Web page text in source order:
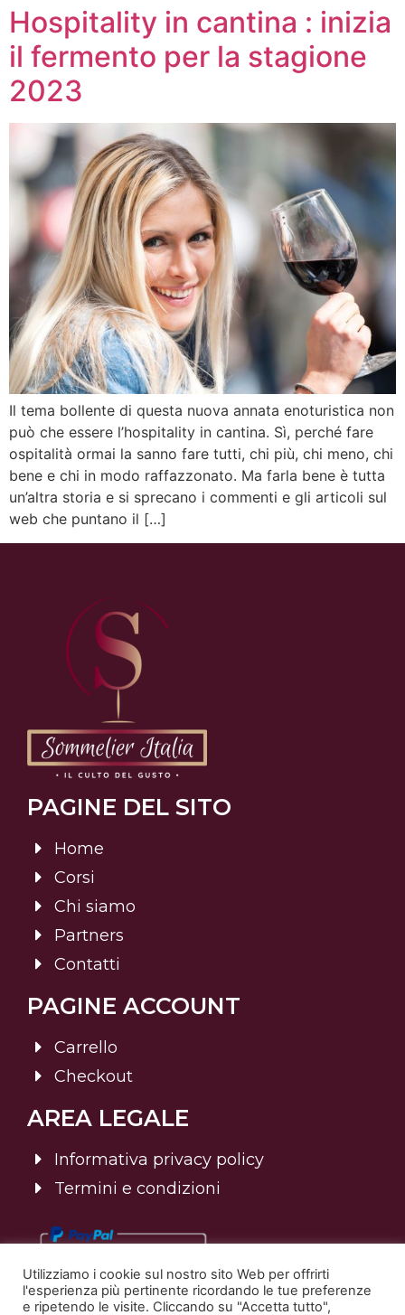
Hospitality in cantina : inizia
il fermento per la stagione
2023
Il tema bollente di questa nuova annata enoturistica non
può che essere l’hospitality in cantina. Sì, perché fare
ospitalità ormai la sanno fare tutti, chi più, chi meno, chi
bene e chi in modo raffazzonato. Ma farla bene è tutta
un’altra storia e si sprecano i commenti e gli articoli sul
web che puntano il […]
PAGINE DEL SITO
Home
Corsi
Chi siamo
Partners
Contatti
PAGINE ACCOUNT
Carrello
Checkout
AREA LEGALE
Informativa privacy policy
Termini e condizioni
Utilizziamo i cookie sul nostro sito Web per offrirti
l'esperienza più pertinente ricordando le tue preferenze
e ripetendo le visite. Cliccando su "Accetta tutto",